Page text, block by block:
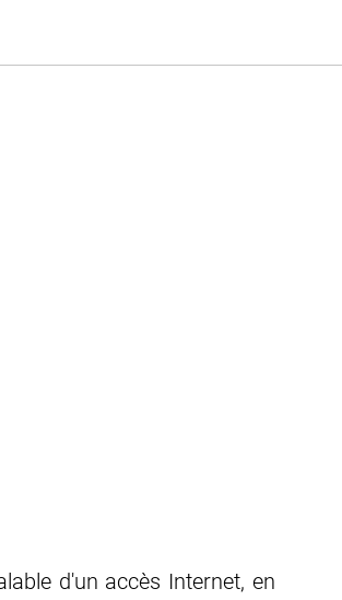
d'un accès Internet, en